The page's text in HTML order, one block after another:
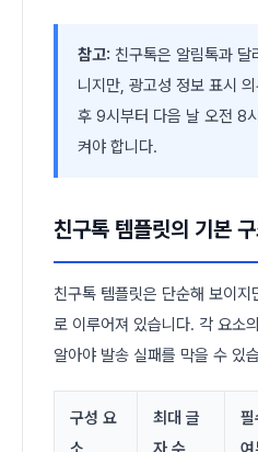
참고: 친구톡은 알림톡과
니지만, 광고성 정보 표시
후 9시부터 다음 날 오전 8
켜야 합니다.
친구톡 템플릿의 기본
친구톡 템플릿은 단순해 보이
로 이루어져 있습니다. 각 요소
알아야 발송 실패를 막을 수 있
구성 요
최대 글
필